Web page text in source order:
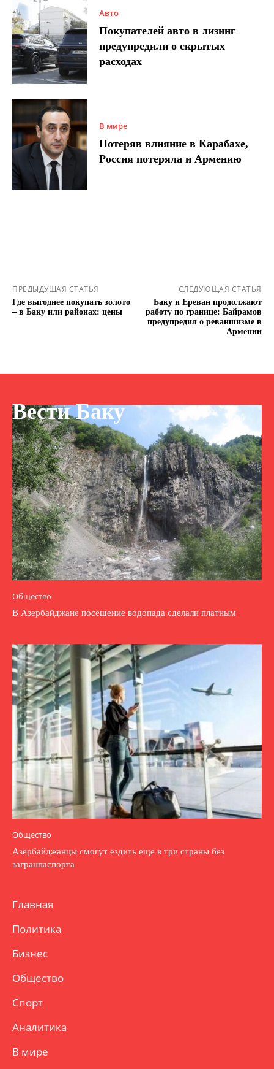
Авто
Покупателей авто в лизинг
предупредили о скрытых
расходах
В мире
Потеряв влияние в Карабахе,
Россия потеряла и Армению
ПРЕДЫДУЩАЯ СТАТЬЯ
Где выгоднее покупать золото
– в Баку или районах: цены
СЛЕДУЮЩАЯ СТАТЬЯ
Баку и Ереван продолжают
работу по границе: Байрамов
предупредил о реваншизме в
Армении
Вести Баку
Общество
В Азербайджане посещение водопада сделали платным
Общество
Азербайджанцы смогут ездить еще в три страны без
загранпаспорта
Главная
Политика
Бизнес
Общество
Спорт
Аналитика
В мире